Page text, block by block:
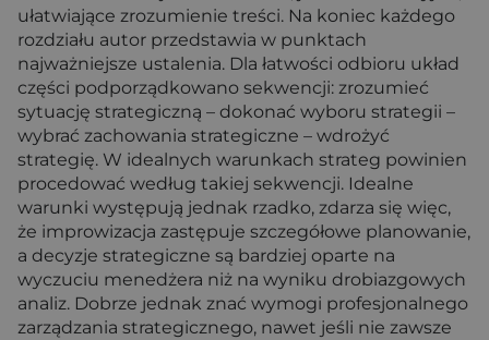
ułatwiające zrozumienie treści. Na koniec każdego
rozdziału autor przedstawia w punktach
najważniejsze ustalenia. Dla łatwości odbioru układ
części podporządkowano sekwencji: zrozumieć
sytuację strategiczną – dokonać wyboru strategii –
wybrać zachowania strategiczne – wdrożyć
strategię. W idealnych warunkach strateg powinien
procedować według takiej sekwencji. Idealne
warunki występują jednak rzadko, zdarza się więc,
że improwizacja zastępuje szczegółowe planowanie,
a decyzje strategiczne są bardziej oparte na
wyczuciu menedżera niż na wyniku drobiazgowych
analiz. Dobrze jednak znać wymogi profesjonalnego
zarządzania strategicznego, nawet jeśli nie zawsze